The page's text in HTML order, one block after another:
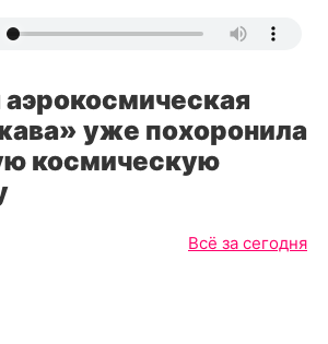
уже похоронила
космическую
Всё за сегодня